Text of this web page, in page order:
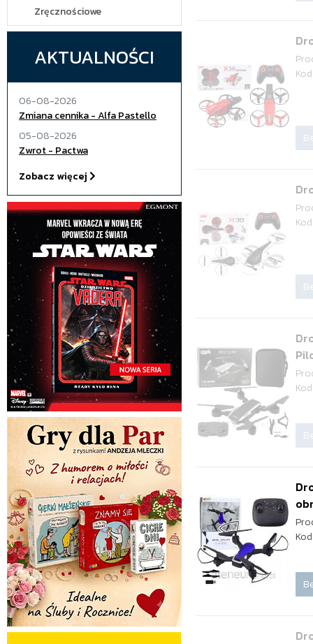
Zręcznościowe
AKTUALNOŚCI
06-08-2026
Zmiana cennika - Alfa Pastello
05-08-2026
Zwrot - Pactwa
Zobacz więcej